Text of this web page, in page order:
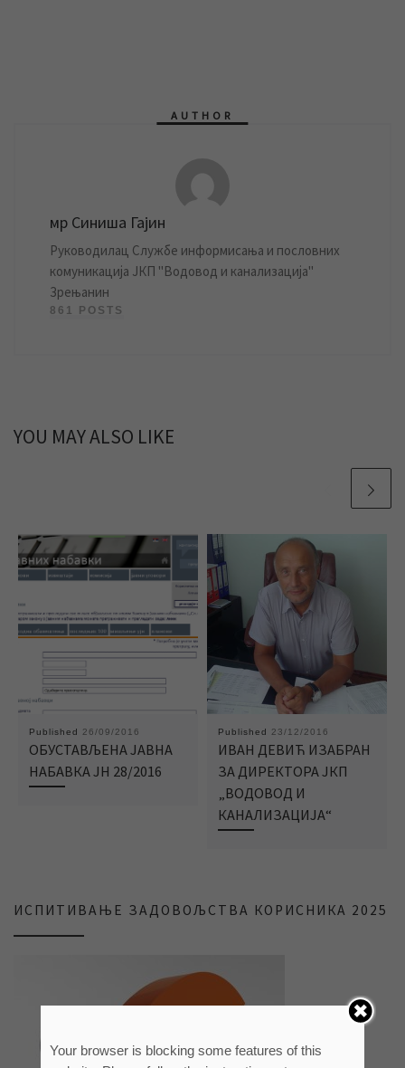
AUTHOR
мр Синиша Гајин
Руководилац Службе информисања и пословних
комуникација ЈКП "Водовод и канализација"
Зрењанин
861 POSTS
YOU MAY ALSO LIKE
Published 26/09/2016
ОБУСТАВЉЕНА ЈАВНА
НАБАВКА ЈН 28/2016
Published 23/12/2016
ИВАН ДЕВИЋ ИЗАБРАН
ЗА ДИРЕКТОРА ЈКП
„ВОДОВОД И
КАНАЛИЗАЦИЈА“
ИСПИТИВАЊЕ ЗАДОВОЉСТВА КОРИСНИКА 2025
Your browser is blocking some features of this